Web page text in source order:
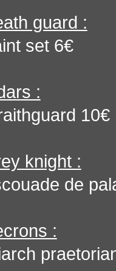
guard :
set 6€
:
10€
knight :
de
: